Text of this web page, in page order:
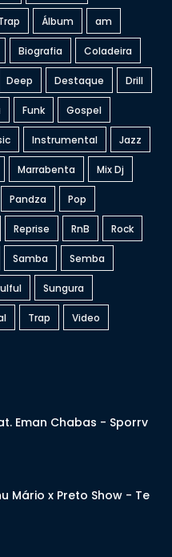
Álbum am
Biografia Coladeira
Deep Destaque Drill
Funk Gospel
Instrumental Jazz
Marrabenta Mix Dj
Pandza Pop
Reprise RnB Rock
Samba Semba
Sungura
Trap Video
Eman Chabas - Sporrv
Mário x Preto Show - Te